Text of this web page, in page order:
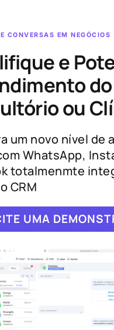
CONVERSAS EM NEGÓCIOS
e
ou
um novo nível de
WhatsApp,
totalmenmte
CRM
UMA